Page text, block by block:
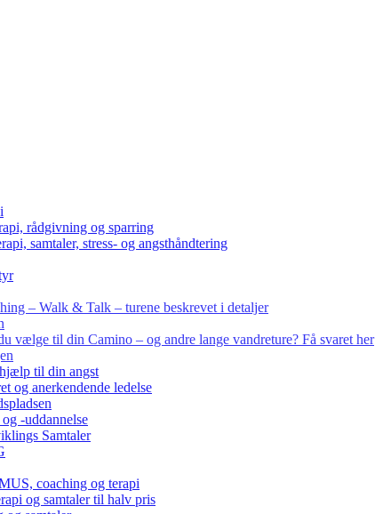
rådgivning og sparring
samtaler, stress- og angsthåndtering
– Walk & Talk – turene beskrevet i detaljer
vælge til din Camino – og andre lange vandreture? Få svaret her
til din angst
og anerkendende ledelse
-uddannelse
Samtaler
coaching og terapi
og samtaler til halv pris